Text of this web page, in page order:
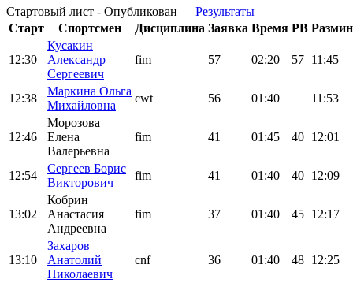
Стартовый лист - Опубликован | Результаты
Старт
Спортсмен Дисциплина Заявка Время PB
12:30
Кусакин
Александр
Сергеевич
fim 57 02:20 57 11:45
12:38
Маркина Ольга
Михайловна
cwt 56 01:40 11:53
12:46
Морозова
Елена
Валерьевна
fim 41 01:45 40 12:01
12:54
Сергеев Борис
Викторович
fim 41 01:40 40 12:09
13:02
Кобрин
Анастасия
Андреевна
fim 37 01:40 45 12:17
13:10
Захаров
Анатолий
Николаевич
cnf 36 01:40 48 12:25